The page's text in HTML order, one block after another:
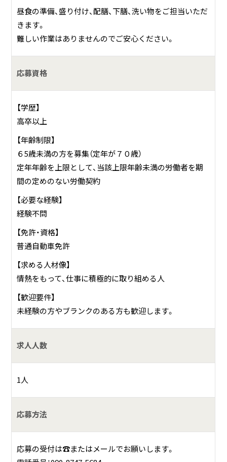
昼食の準備、盛り付け、配膳、下膳、洗い物をご担当いただ
きます。
難しい作業はありませんのでご安心ください。
応募資格
【学歴】
高卒以上
【年齢制限】
６5歳未満の方を募集（定年が７０歳）
定年年齢を上限として、当該上限年齢未満の労働者を期
間の定めのない労働契約
【必要な経験】
経験不問
【免許・資格】
普通自動車免許
【求める人材像】
情熱をもって、仕事に積極的に取り組める人
【歓迎要件】
未経験の方やブランクのある方も歓迎します。
求人人数
1人
応募方法
応募の受付は☎またはメールでお願いします。